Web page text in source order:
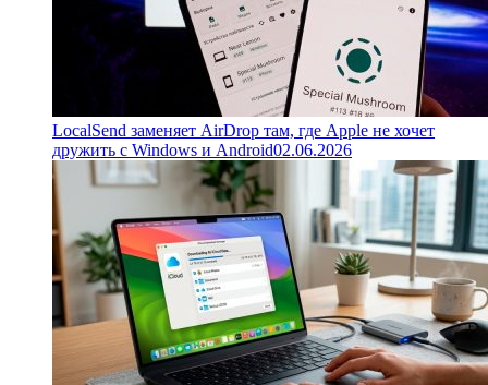
LocalSend заменяет AirDrop там, где Apple не хочет
дружить с Windows и Android02.06.2026